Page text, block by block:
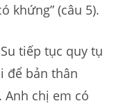
khứng” (câu 5).
tiếp tục quy tụ
để bản thân
chị em có